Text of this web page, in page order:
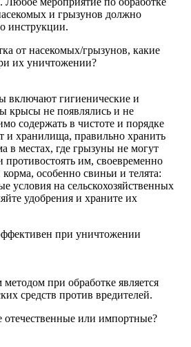
и грызунов должно
инструкции.
от насекомых/грызунов, какие
их уничтожении?
включают гигиенические и
крысы не появлялись и не
содержать в чистоте и порядке
хранилища, правильно хранить
в местах, где грызуны не могут
им, своевременно
особенно свиньи и телята:
условия на сельскохозяйственных
удобрения и храните их
при уничтожении
при обработке является
средств против вредителей.
или импортные?